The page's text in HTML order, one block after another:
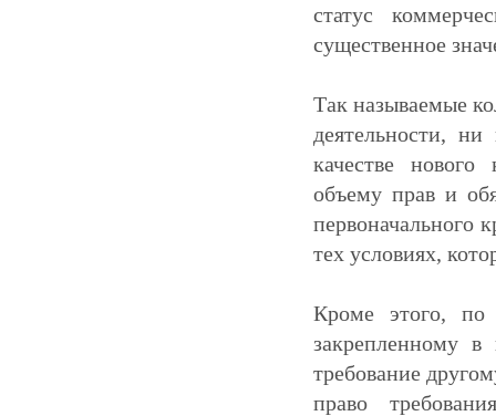
статус
существенное
Так называемые
деятельности,
качестве нового
объему прав и
первоначального
тех условиях,
Кроме этого,
закрепленному
требование
право